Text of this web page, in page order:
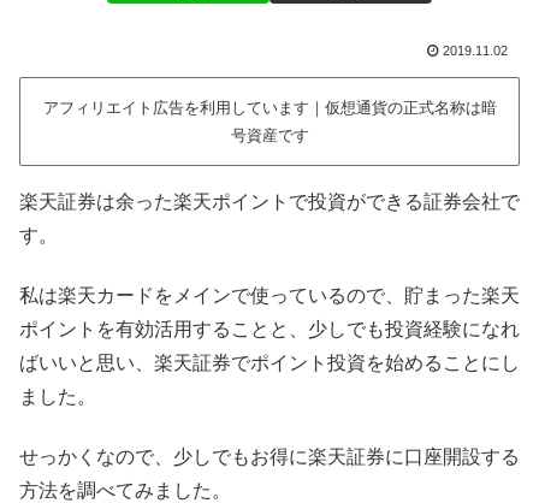
2019.11.02
アフィリエイト広告を利用しています｜仮想通貨の正式名称は暗
号資産です
楽天証券は余った楽天ポイントで投資ができる証券会社で
す。
私は楽天カードをメインで使っているので、貯まった楽天
ポイントを有効活用することと、少しでも投資経験になれ
ばいいと思い、楽天証券でポイント投資を始めることにし
ました。
せっかくなので、少しでもお得に楽天証券に口座開設する
方法を調べてみました。